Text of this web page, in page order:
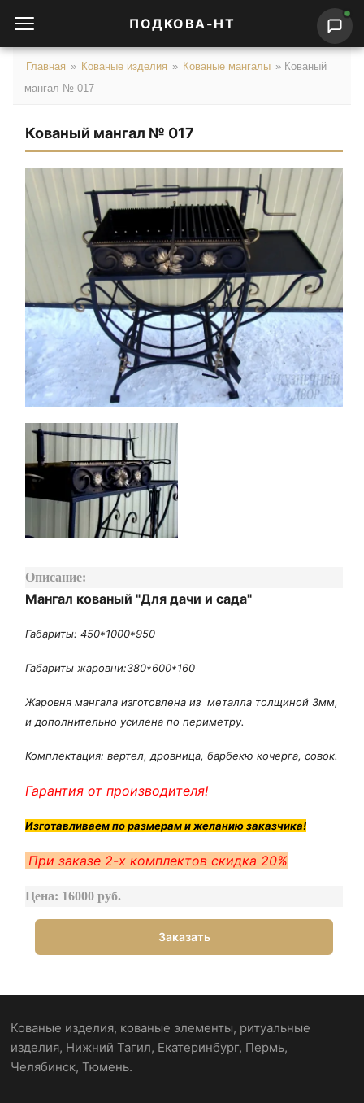
ПОДКОВА-НТ
Главная » Кованые изделия » Кованые мангалы » Кованый
мангал № 017
Кованый мангал № 017
Описание:
Мангал кованый "Для дачи и сада"
Габариты: 450*1000*950
Габариты жаровни:380*600*160
Жаровня мангала изготовлена из металла толщиной 3мм,
и дополнительно усилена по периметру.
Комплектация: вертел, дровница, барбекю кочерга, совок.
Гарантия от производителя!
Изготавливаем по размерам и желанию заказчика!
При заказе 2-х комплектов скидка 20%
Цена: 16000 руб.
Заказать
Кованые изделия, кованые элементы, ритуальные
изделия, Нижний Тагил, Екатеринбург, Пермь,
Челябинск, Тюмень.